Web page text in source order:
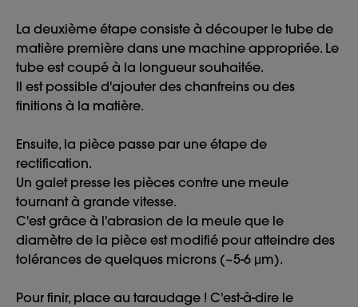
La deuxième étape consiste à découper le tube de
matière première dans une machine appropriée. Le
tube est coupé à la longueur souhaitée.
Il est possible d'ajouter des chanfreins ou des
finitions à la matière.
Ensuite, la pièce passe par une étape de
rectification.
Un galet presse les pièces contre une meule
tournant à grande vitesse.
C'est grâce à l'abrasion de la meule que le
diamètre de la pièce est modifié pour atteindre des
tolérances de quelques microns (~5-6 μm).
Pour finir, place au taraudage ! C'est-à-dire le